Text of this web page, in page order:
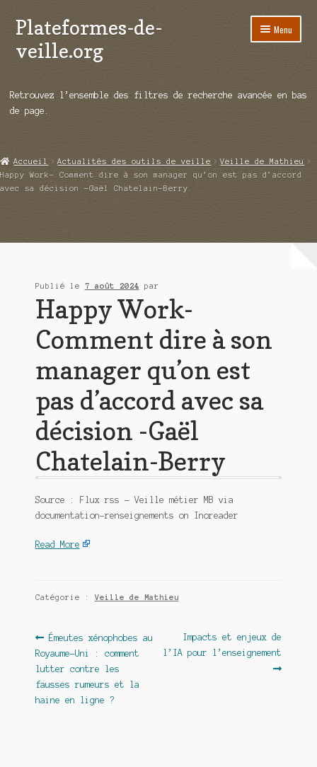
Aller
à
la
Aller
au
contenu
Plateformes-de-
veille.org
Menu
Répertoire d’ouitils
Démos vidéos
Ouvrir
Qui sommes-nous ?
Retrouvez l’ensemble des filtres de recherche avancée en bas
de page.
Accueil Actualités des outils de veille
Veille de Mathieu
Happy Work- Comment dire à son manager qu’on est pas d’accord
avec sa décision -Gaël Chatelain-Berry
Publié le 7 août 2024 par
Happy Work-
Comment dire à son
manager qu’on est
pas d’accord avec sa
décision -Gaël
Chatelain-Berry
Source : Flux rss – Veille métier MB via
documentation-renseignements on Inoreader
Read More
Catégorie :Veille de Mathieu
Navigation
de
l’article
Article
précédent :
Émeutes xénophobes au
Royaume-Uni : comment
lutter contre les
fausses rumeurs et la
haine en ligne ?
Article
suivant :
Impacts et enjeux de
l’IA pour l’enseignement